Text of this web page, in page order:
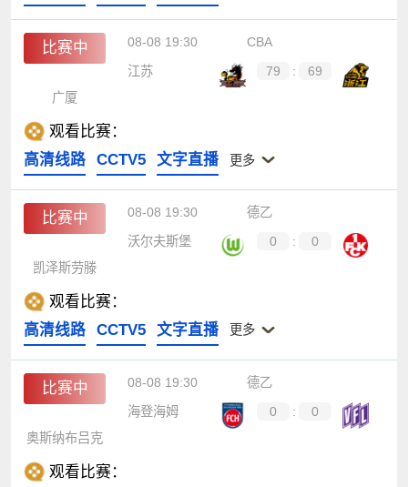
比赛中 08-08 19:30
CBA
江苏
79 :
69
广厦
观看比赛：
高清线路
CCTV5 文字直播 更多
比赛中 08-08 19:30
德乙
沃尔夫斯堡
0 :
0
凯泽斯劳滕
观看比赛：
高清线路
CCTV5 文字直播 更多
比赛中 08-08 19:30
德乙
海登海姆
0 :
0
奥斯纳布吕克
观看比赛：